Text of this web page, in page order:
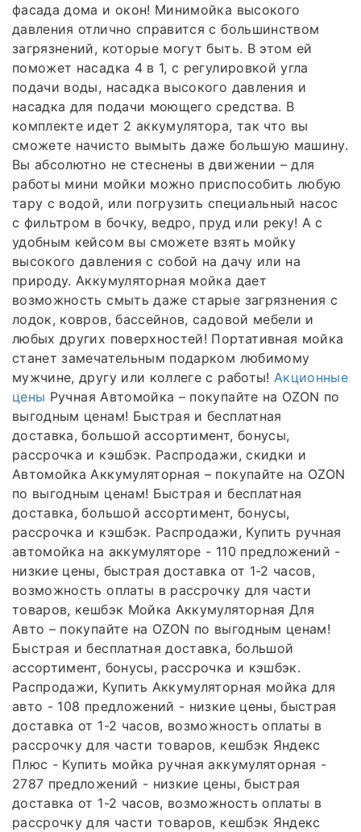
фасада дома и окон! Минимойка высокого
давления отлично справится с большинством
загрязнений, которые могут быть. В этом ей
поможет насадка 4 в 1, с регулировкой угла
подачи воды, насадка высокого давления и
насадка для подачи моющего средства. В
комплекте идет 2 аккумулятора, так что вы
сможете начисто вымыть даже большую машину.
Вы абсолютно не стеснены в движении – для
работы мини мойки можно приспособить любую
тару с водой, или погрузить специальный насос
с фильтром в бочку, ведро, пруд или реку! А с
удобным кейсом вы сможете взять мойку
высокого давления с собой на дачу или на
природу. Аккумуляторная мойка дает
возможность смыть даже старые загрязнения с
лодок, ковров, бассейнов, садовой мебели и
любых других поверхностей! Портативная мойка
станет замечательным подарком любимому
мужчине, другу или коллеге с работы! Акционные
цены Ручная Автомойка – покупайте на OZON по
выгодным ценам! Быстрая и бесплатная
доставка, большой ассортимент, бонусы,
рассрочка и кэшбэк. Распродажи, скидки и
Автомойка Аккумуляторная – покупайте на OZON
по выгодным ценам! Быстрая и бесплатная
доставка, большой ассортимент, бонусы,
рассрочка и кэшбэк. Распродажи, Купить ручная
автомойка на аккумуляторе - 110 предложений -
низкие цены, быстрая доставка от 1-2 часов,
возможность оплаты в рассрочку для части
товаров, кешбэк Мойка Аккумуляторная Для
Авто – покупайте на OZON по выгодным ценам!
Быстрая и бесплатная доставка, большой
ассортимент, бонусы, рассрочка и кэшбэк.
Распродажи, Купить Аккумуляторная мойка для
авто - 108 предложений - низкие цены, быстрая
доставка от 1-2 часов, возможность оплаты в
рассрочку для части товаров, кешбэк Яндекс
Плюс - Купить мойка ручная аккумуляторная -
2787 предложений - низкие цены, быстрая
доставка от 1-2 часов, возможность оплаты в
рассрочку для части товаров, кешбэк Яндекс